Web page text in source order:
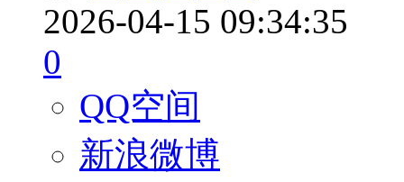
2026-04-15 09:34:35
0
QQ空间
新浪微博